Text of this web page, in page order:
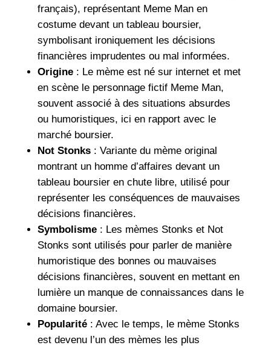
français), représentant Meme Man en
costume devant un tableau boursier,
symbolisant ironiquement les décisions
financières imprudentes ou mal informées.
Origine: Le mème est né sur internet et met
en scène le personnage fictif Meme Man,
souvent associé à des situations absurdes
ou humoristiques, ici en rapport avec le
marché boursier.
Not Stonks: Variante du mème original
montrant un homme d’affaires devant un
tableau boursier en chute libre, utilisé pour
représenter les conséquences de mauvaises
décisions financières.
Symbolisme: Les mèmes Stonks et Not
Stonks sont utilisés pour parler de manière
humoristique des bonnes ou mauvaises
décisions financières, souvent en mettant en
lumière un manque de connaissances dans le
domaine boursier.
Popularité: Avec le temps, le mème Stonks
est devenu l’un des mèmes les plus